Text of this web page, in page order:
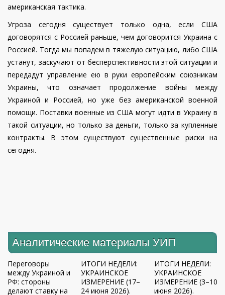
американская тактика.
Угроза сегодня существует только одна, если США
договорятся с Россией раньше, чем договорится Украина с
Россией. Тогда мы попадем в тяжелую ситуацию, либо США
устанут, заскучают от бесперспективности этой ситуации и
передадут управление ею в руки европейским союзникам
Украины, что означает продолжение войны между
Украиной и Россией, но уже без американской военной
помощи. Поставки военные из США могут идти в Украину в
такой ситуации, но только за деньги, только за купленные
контракты. В этом существуют существенные риски на
сегодня.
Аналитические материалы УИП
Переговоры
между Украиной и
РФ: стороны
делают ставку на
ИТОГИ НЕДЕЛИ:
УКРАИНСКОЕ
ИЗМЕРЕНИЕ (17–
24 июня 2026).
ИТОГИ НЕДЕЛИ:
УКРАИНСКОЕ
ИЗМЕРЕНИЕ (3–10
июня 2026).